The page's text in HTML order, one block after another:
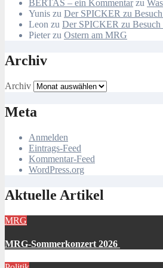
BERTAS – ein Kommentarzu
Yunis zu Der SPICKER zu
Leon zu Der SPICKER zu
Pieterzu Ostern am MRG
Archiv
Archiv
Meta
Anmelden
Eintrags-Feed
Kommentar-Feed
WordPress.org
Aktuelle Artikel
MRG
MRG-Sommerkonzert 2026